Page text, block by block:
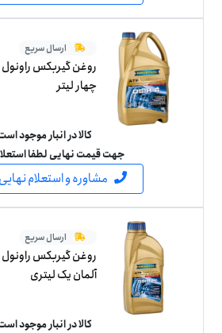
ارسال سریع
چهار لیتر
کالا در انبار موجود
جهت قیمت نهایی لطفا
مشاوره و استعلام
ارسال سریع
آلمان یک لیتری
کالا در انبار موجود